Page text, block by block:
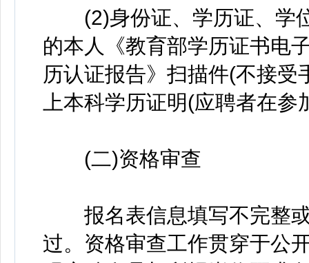
(2)身份证、学历证、学
的本人《教育部学历证书电
历认证报告》扫描件(不接
上本科学历证明(应聘者在
(二)资格审查
报名表信息填写不完整或
过。资格审查工作贯穿于公